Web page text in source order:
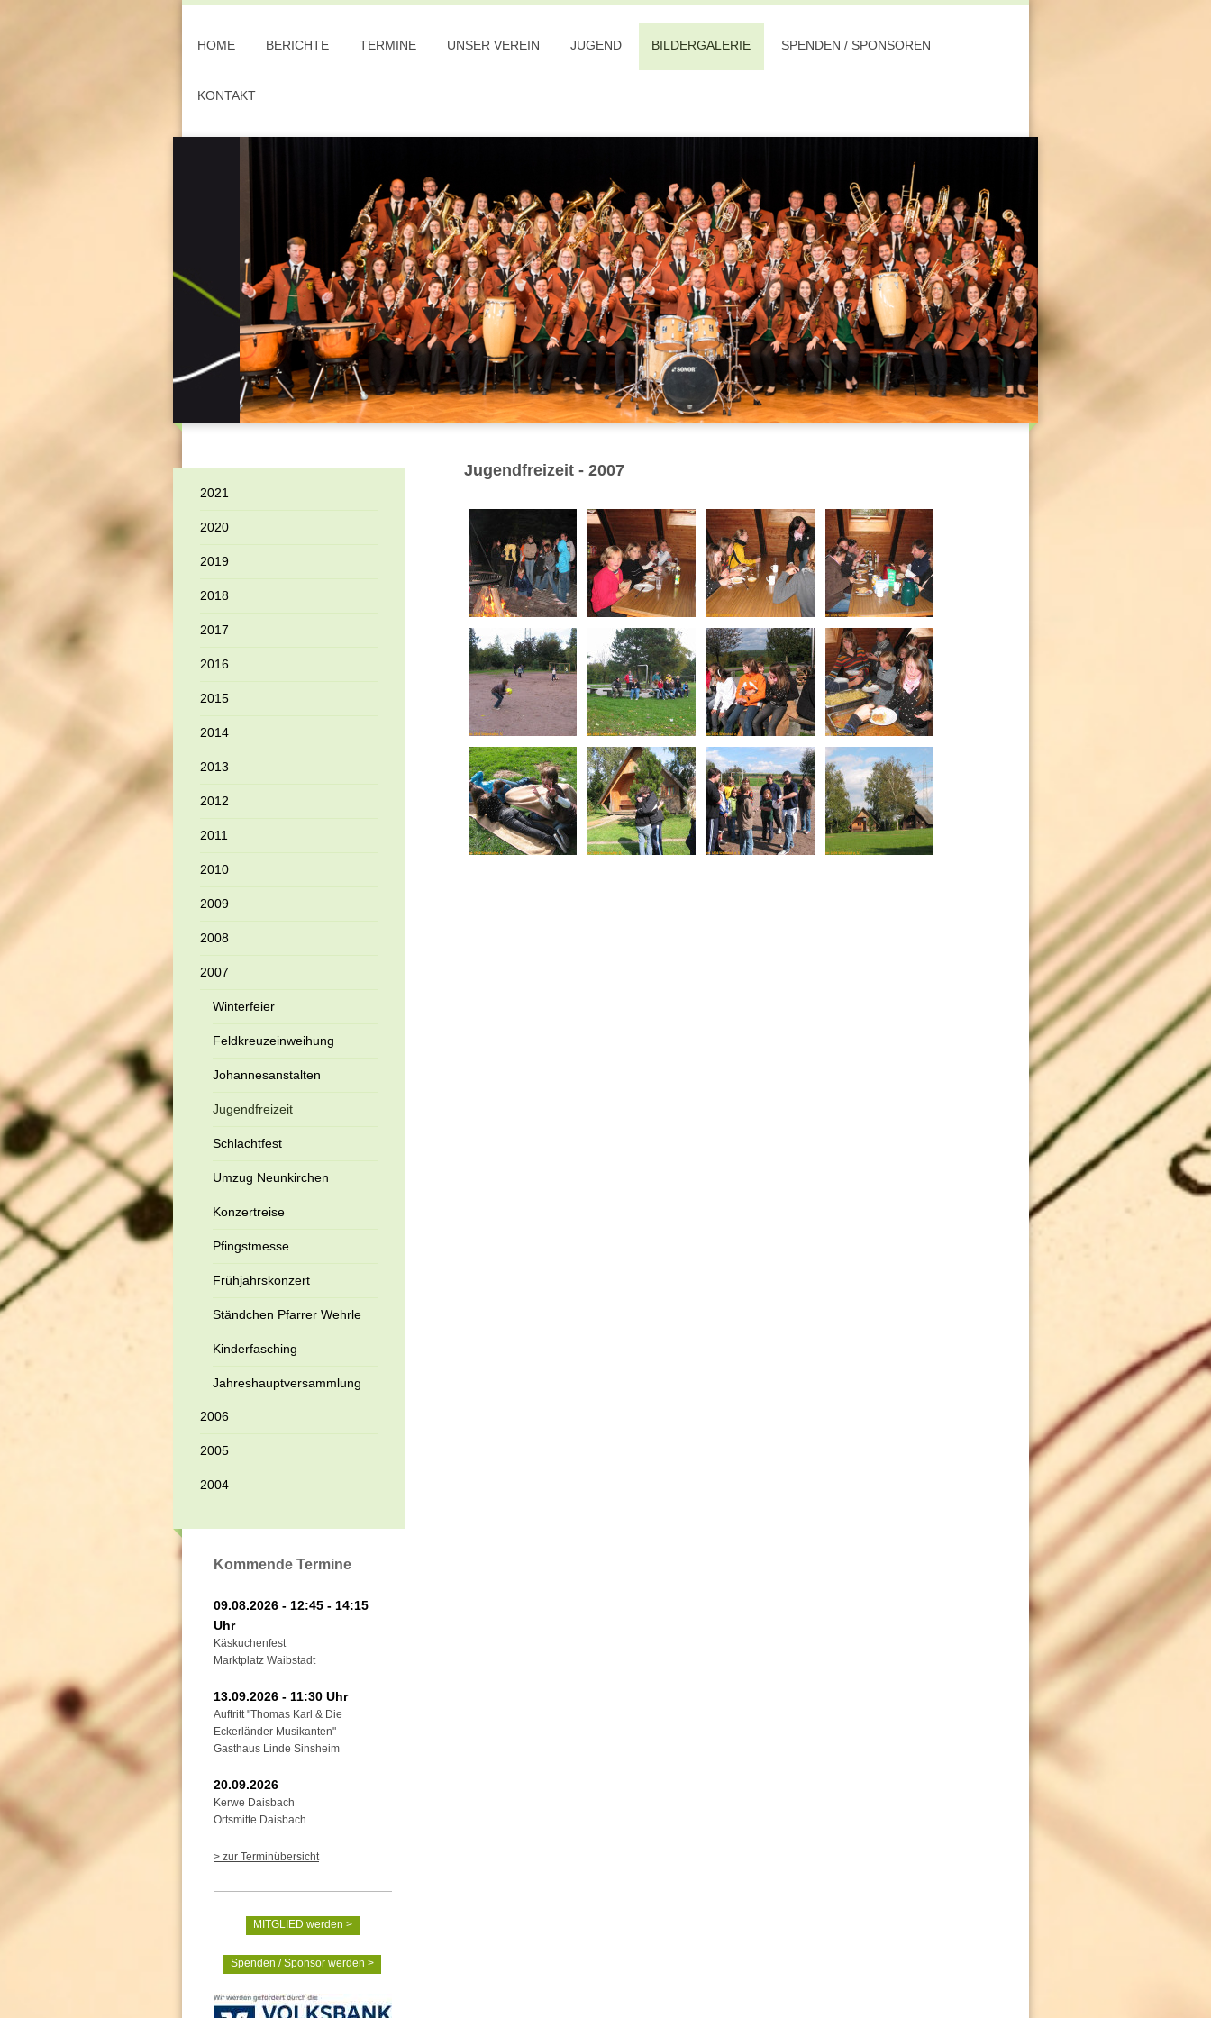
HOME BERICHTE TERMINE UNSER VEREIN JUGEND BILDERGALERIE SPENDEN / SPONSOREN
KONTAKT
Jugendfreizeit - 2007
2021
2020
2019
2018
2017
2016
2015
2014
2013
2012
2011
2010
2009
2008
2007
Winterfeier
Feldkreuzeinweihung
Johannesanstalten
Jugendfreizeit
Schlachtfest
Umzug Neunkirchen
Konzertreise
Pfingstmesse
Frühjahrskonzert
Ständchen Pfarrer Wehrle
Kinderfasching
Jahreshauptversammlung
2006
2005
2004
Kommende Termine
09.08.2026 - 12:45 - 14:15
Uhr
Käskuchenfest
Marktplatz Waibstadt
13.09.2026 - 11:30 Uhr
Auftritt "Thomas Karl & Die
Eckerländer Musikanten"
Gasthaus Linde Sinsheim
20.09.2026
Kerwe Daisbach
Ortsmitte Daisbach
> zur Terminübersicht
MITGLIED werden >
Spenden / Sponsor werden >